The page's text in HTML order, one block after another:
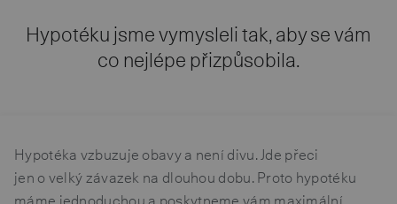
Hypotéku jsme vymysleli tak, aby se vám
co nejlépe přizpůsobila.
Hypotéka vzbuzuje obavy a není divu. Jde přeci
jen o velký závazek na dlouhou dobu. Proto hypotéku